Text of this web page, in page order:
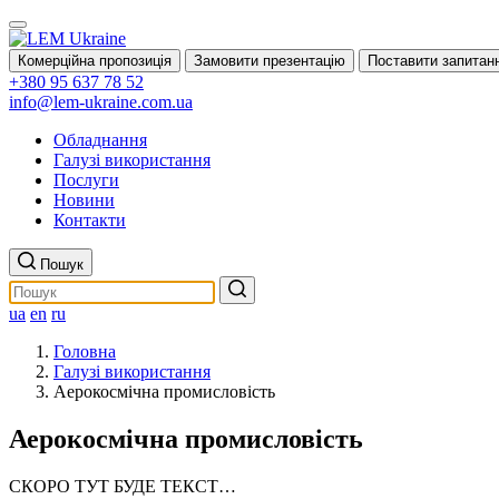
Комерційна пропозиція Замовити презентацію Поставити
+380 95 637 78 52
info@lem-ukraine.com.ua
Обладнання
Галузі використання
Послуги
Новини
Контакти
Пошук
ua en ru
Головна
Галузі використання
Аерокосмічна промисловість
Аерокосмічна промисловість
СКОРО ТУТ БУДЕ ТЕКСТ…